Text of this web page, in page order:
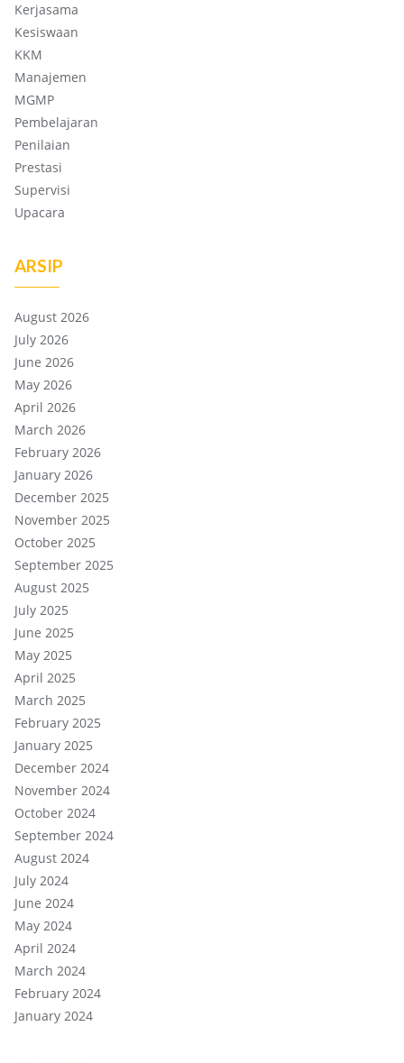
Kerjasama
Kesiswaan
KKM
Manajemen
MGMP
Pembelajaran
Penilaian
Prestasi
Supervisi
Upacara
ARSIP
August 2026
July 2026
June 2026
May 2026
April 2026
March 2026
February 2026
January 2026
December 2025
November 2025
October 2025
September 2025
August 2025
July 2025
June 2025
May 2025
April 2025
March 2025
February 2025
January 2025
December 2024
November 2024
October 2024
September 2024
August 2024
July 2024
June 2024
May 2024
April 2024
March 2024
February 2024
January 2024